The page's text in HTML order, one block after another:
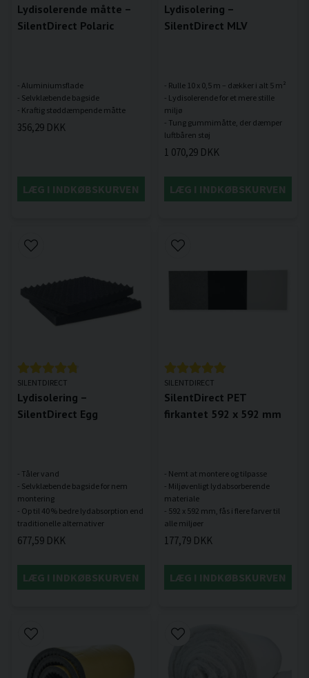
Lydisolerende måtte –
SilentDirect Polaric
- Aluminiumsflade
- Selvklæbende bagside
356,29 DKK
LÆG I INDKØBSKURVEN
Lydisolering –
SilentDirect MLV
- Rulle 10 x 0,5 m – dækker i alt 5 m²
- Lydisolerende for et mere stille
miljø
- Tung gummimåtte, der dæmper
1 070,29 DKK
LÆG I INDKØBSKURVEN
SILENTDIRECT
Lydisolering –
SilentDirect Egg
- Tåler vand
- Selvklæbende bagside for nem
montering
- Op til 40 % bedre lydabsorption end
677,59 DKK
LÆG I INDKØBSKURVEN
SILENTDIRECT
SilentDirect PET
firkantet 592 x 592 mm
- Nemt at montere og tilpasse
- Miljøvenligt lydabsorberende
materiale
- 592 x 592 mm, fås i flere farver til
177,79 DKK
LÆG I INDKØBSKURVEN